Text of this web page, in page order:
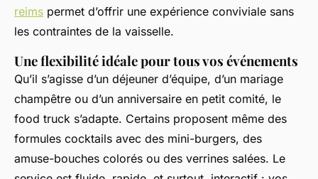
reims permet d’offrir une expérience conviviale sans
les contraintes de la vaisselle.
Une flexibilité idéale pour tous vos événements
Qu’il s’agisse d’un déjeuner d’équipe, d’un mariage
champêtre ou d’un anniversaire en petit comité, le
food truck s’adapte. Certains proposent même des
formules cocktails avec des mini-burgers, des
amuse-bouches colorés ou des verrines salées. Le